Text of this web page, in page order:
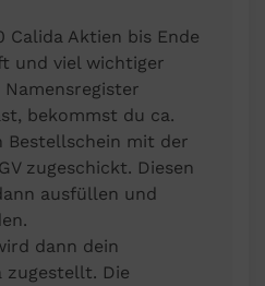
Calida Aktien bis Ende
und viel wichtiger
bekommst du ca.
Bestellschein mit der
zugeschickt. Diesen
ausfüllen und
dann dein
zugestellt. Die